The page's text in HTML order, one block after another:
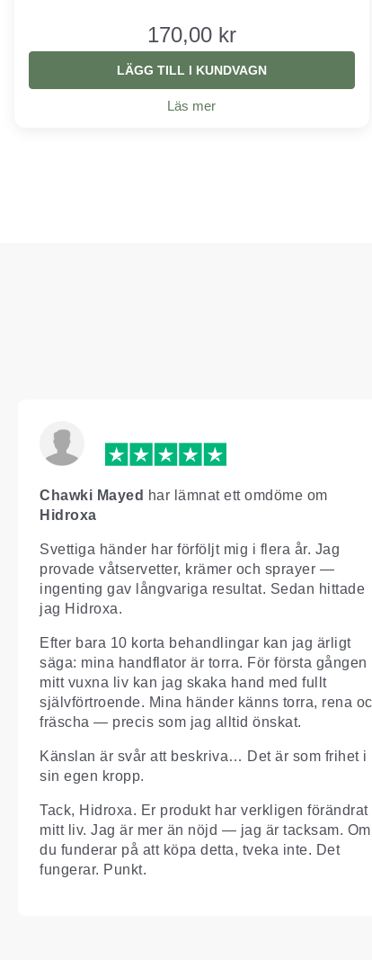
170,00 kr
LÄGG TILL I KUNDVAGN
Läs mer
Chawki Mayed har lämnat ett omdöme om
Hidroxa
Svettiga händer har förföljt mig i flera år. Jag
provade våtservetter, krämer och sprayer —
ingenting gav långvariga resultat. Sedan hittade
jag Hidroxa.
Efter bara 10 korta behandlingar kan jag ärligt
säga: mina handflator är torra. För första gången
mitt vuxna liv kan jag skaka hand med fullt
självförtroende. Mina händer känns torra, rena
fräscha — precis som jag alltid önskat.
Känslan är svår att beskriva… Det är som frihet i
sin egen kropp.
Tack, Hidroxa. Er produkt har verkligen förändrat
mitt liv. Jag är mer än nöjd — jag är tacksam. Om
du funderar på att köpa detta, tveka inte. Det
fungerar. Punkt.